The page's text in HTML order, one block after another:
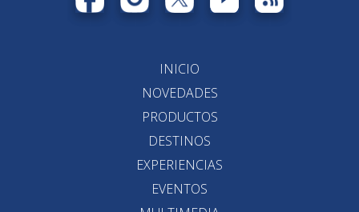
INICIO
NOVEDADES
PRODUCTOS
DESTINOS
EXPERIENCIAS
EVENTOS